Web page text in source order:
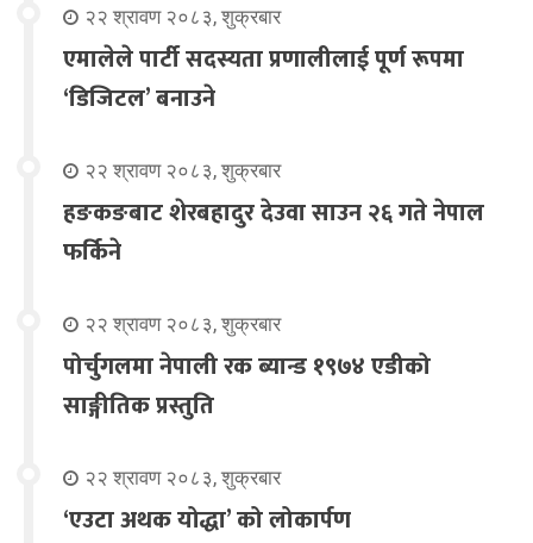
२२ श्रावण २०८३, शुक्रबार
एमालेले पार्टी सदस्यता प्रणालीलाई पूर्ण रूपमा
‘डिजिटल’ बनाउने
२२ श्रावण २०८३, शुक्रबार
हङकङबाट शेरबहादुर देउवा साउन २६ गते नेपाल
फर्किने
२२ श्रावण २०८३, शुक्रबार
पोर्चुगलमा नेपाली रक ब्यान्ड १९७४ एडीको
साङ्गीतिक प्रस्तुति
२२ श्रावण २०८३, शुक्रबार
‘एउटा अथक योद्धा’ को लोकार्पण